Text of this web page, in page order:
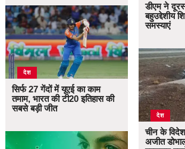
देश
सिर्फ 27 गेंदों में यूएई का काम
तमाम, भारत की टी20 इतिहास की
सबसे बड़ी जीत
डीएम ने
बहुउद्देशीय
समस्याएं
देश
चीन के
अजीत